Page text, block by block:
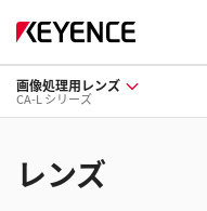
画像処理用レンズ
CA-L シリーズ
レンズ